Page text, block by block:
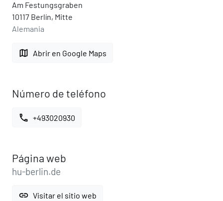
Am Festungsgraben
10117 Berlín, Mitte
Alemania
map Abrir en Google Maps
Número de teléfono
call +493020930
Página web
hu-berlin.de
link Visitar el sitio web